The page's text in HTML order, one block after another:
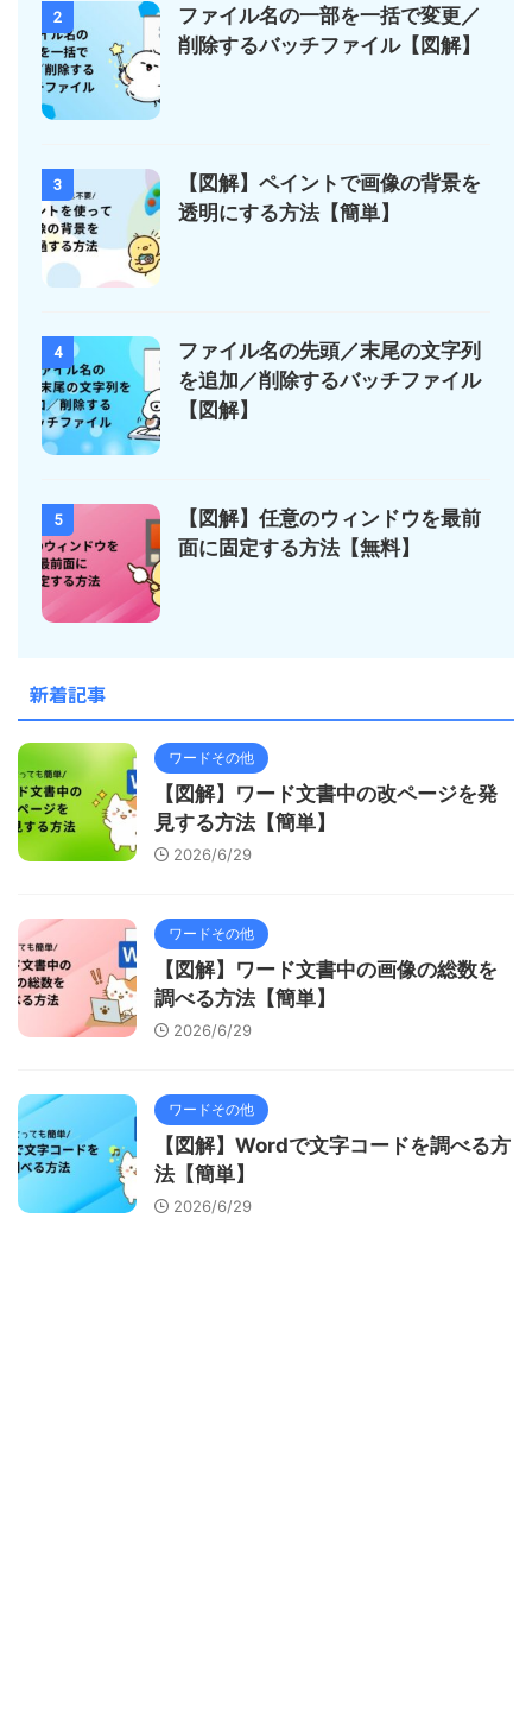
2
ファイル名の一部を一括で変更／
削除するバッチファイル【図解】
3
【図解】ペイントで画像の背景を
透明にする方法【簡単】
4
ファイル名の先頭／末尾の文字列
を追加／削除するバッチファイル
【図解】
5
【図解】任意のウィンドウを最前
面に固定する方法【無料】
新着記事
ワードその他
【図解】ワード文書中の改ページを発
見する方法【簡単】
2026/6/29
ワードその他
【図解】ワード文書中の画像の総数を
調べる方法【簡単】
2026/6/29
ワードその他
【図解】Wordで文字コードを調べる方
法【簡単】
2026/6/29